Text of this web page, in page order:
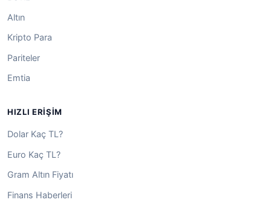
Altın
Kripto Para
Pariteler
Emtia
HIZLI ERIŞIM
Dolar Kaç TL?
Euro Kaç TL?
Gram Altın Fiyatı
Finans Haberleri